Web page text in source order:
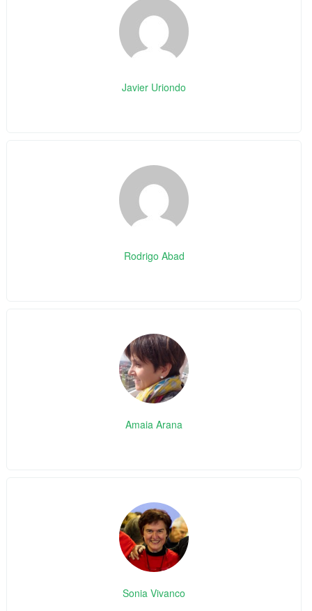
Javier Uriondo
Rodrigo Abad
Amaia Arana
Sonia Vivanco